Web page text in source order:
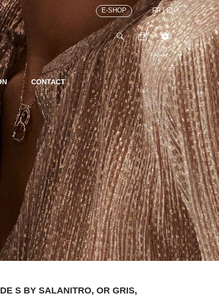
E-SHOP FR|EN
0
CONTACT
S BY SALANITRO, OR GRIS,